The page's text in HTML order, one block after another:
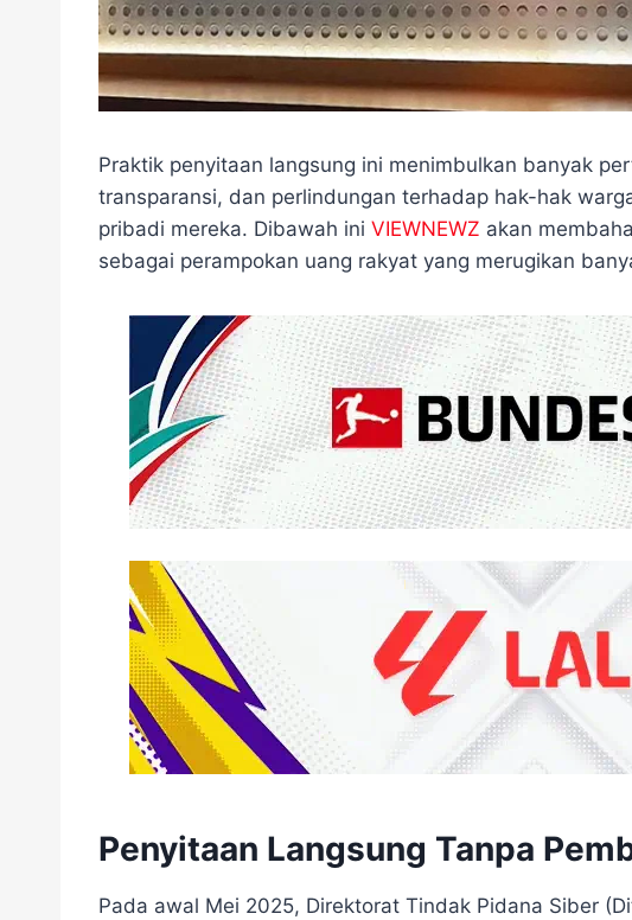
Praktik penyitaan langsung ini menimbulkan banyak
transparansi, dan perlindungan terhadap hak-hak
pribadi mereka. Dibawah ini VIEWNEWZ akan
sebagai perampokan uang rakyat yang merugikan
Penyitaan Langsung Tanpa
Pada awal Mei 2025, Direktorat Tindak Pidana Siber